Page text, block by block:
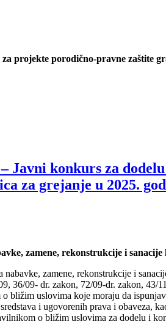
projekte porodično-pravne zaštite
konkurs za
za grejanje u 2025.
zamene, rekonstrukcije i
zamene, rekonstrukcije i
36/09- dr. zakon, 72/09-dr. zakon,
bližim uslovima koje moraju da
i ugovorenih prava i obaveza,
o bližim uslovima za dodelu i